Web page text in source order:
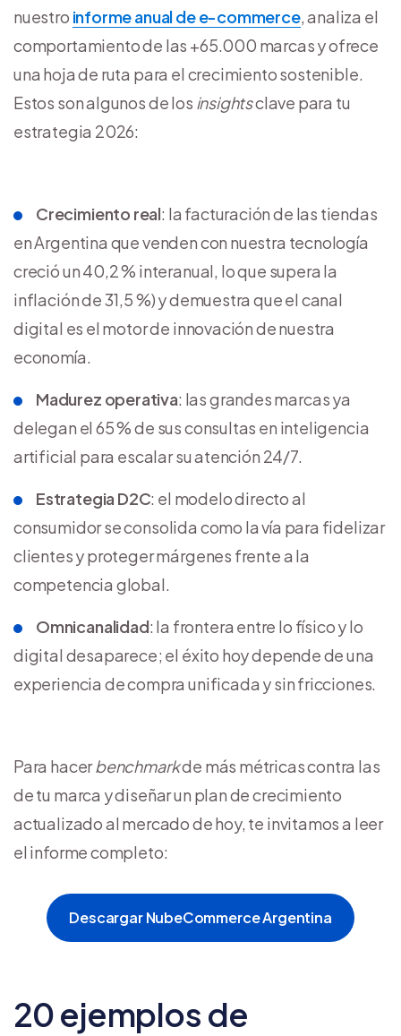
nuestro informe anual de e-commerce, analiza el
comportamiento de las +65.000 marcas y ofrece
una hoja de ruta para el crecimiento sostenible.
Estos son algunos de los insightsclave para tu
estrategia 2026:
Crecimiento real: la facturación de las tiendas
en Argentina que venden con nuestra tecnología
creció un 40,2 % interanual, lo que supera la
inflación de 31,5 %) y demuestra que el canal
digital es el motor de innovación de nuestra
economía.
Madurez operativa: las grandes marcas ya
delegan el 65 % de sus consultas en inteligencia
artificial para escalar su atención 24/7.
Estrategia D2C: el modelo directo al
consumidor se consolida como la vía para fidelizar
clientes y proteger márgenes frente a la
competencia global.
Omnicanalidad: la frontera entre lo físico y lo
digital desaparece; el éxito hoy depende de una
experiencia de compra unificada y sin fricciones.
Para hacerbenchmarkde más métricas contra las
de tu marca y diseñar un plan de crecimiento
actualizado al mercado de hoy, te invitamos a leer
el informe completo:
Descargar NubeCommerce Argentina
20 ejemplos de